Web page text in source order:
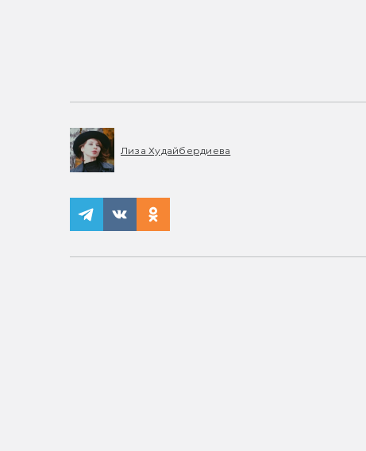
Лиза Худайбердиева